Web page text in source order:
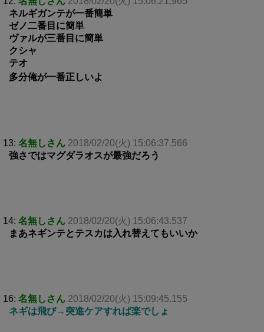
ネルギガンテが一番簡単
ゼノ二番目に簡単
ヴァルが三番目に簡単
クシャ
テオ
多分俺が一番正しいよ
13: 名無しさん 2018/02/20(火) 15:06:37.566
強さではマグダラオスが最強だろう
14: 名無しさん 2018/02/20(火) 15:06:43.537
まあネギンテとテスカは入れ替えてもいいか
16: 名無しさん 2018/02/20(火) 15:09:45.155
ネギは飛び→突進ケアすれば楽でしょ